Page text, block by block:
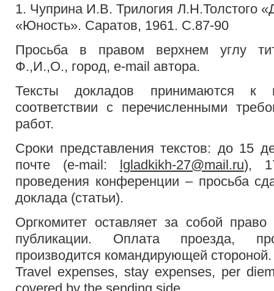
1. Чуприна И.В. Трилогия Л.Н.Толстого
«Юность». Саратов, 1961. С.87-90
Просьба в правом верхнем углу
Ф.,И.,О., город, e-mail автора.
Тексты докладов принимаются к
соответствии с перечисленными
работ.
Сроки представления текстов: до 15
почте (e-mail:
lgladkikh-27@mail.ru),
проведения конференции – просьба
доклада (статьи).
Оргкомитет оставляет за собой
публикации. Оплата проезда,
производится командирующей стороной.
Travel expenses, stay expenses, per